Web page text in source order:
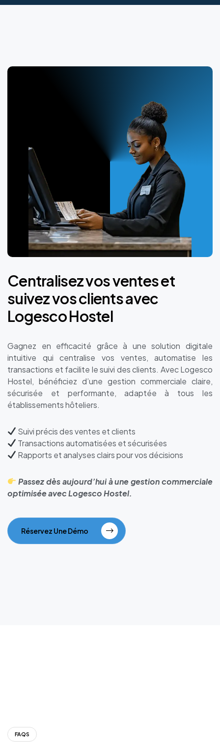
Centralisezvosventeset
suivezvosclientsavec
LogescoHostel
Gagnez en efficacité grâce à une solution digitale
intuitive qui centralise vos ventes, automatise les
transactions et facilite le suivi des clients. Avec Logesco
Hostel, bénéficiez d’une gestion commerciale claire,
sécurisée et performante, adaptée à tous les
établissements hôteliers.
Suivi précis des ventes et clients
Transactions automatisées et sécurisées
Rapports et analyses clairs pour vos décisions
Passez dès aujourd’hui à une gestion commerciale
optimisée avec Logesco Hostel.
Réservez Une Démo
FAQS